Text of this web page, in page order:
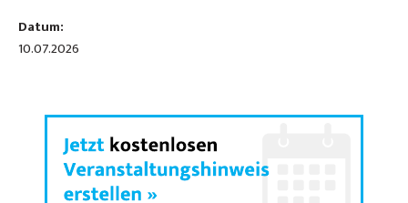
Datum:
10.07.2026